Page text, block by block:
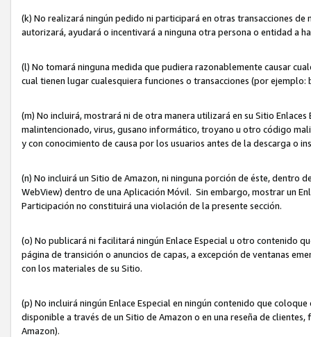
(k) No realizará ningún pedido ni participará en otras transacciones
autorizará, ayudará o incentivará a ninguna otra persona o entidad a
(l) No tomará ninguna medida que pudiera razonablemente causar
cual tienen lugar cualesquiera funciones o transacciones (por
(m) No incluirá, mostrará ni de otra manera utilizará en su Sitio
malintencionado, virus, gusano informático, troyano u otro código
y con conocimiento de causa por los usuarios antes de la descarga
(n) No incluirá un Sitio de Amazon, ni ninguna porción de éste,
WebView) dentro de una Aplicación Móvil. Sin embargo, mostrar un
Participación no constituirá una violación de la presente sección.
(o) No publicará ni facilitará ningún Enlace Especial u otro contenido
página de transición o anuncios de capas, a excepción de ventanas
con los materiales de su Sitio.
(p) No incluirá ningún Enlace Especial en ningún contenido que
disponible a través de un Sitio de Amazon o en una reseña de
Amazon).